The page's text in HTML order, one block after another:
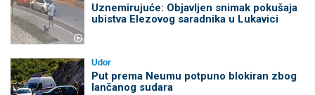
Uznemirujuće: Objavljen snimak pokušaja
ubistva Elezovog saradnika u Lukavici
Udor
Put prema Neumu potpuno blokiran zbog
lančanog sudara